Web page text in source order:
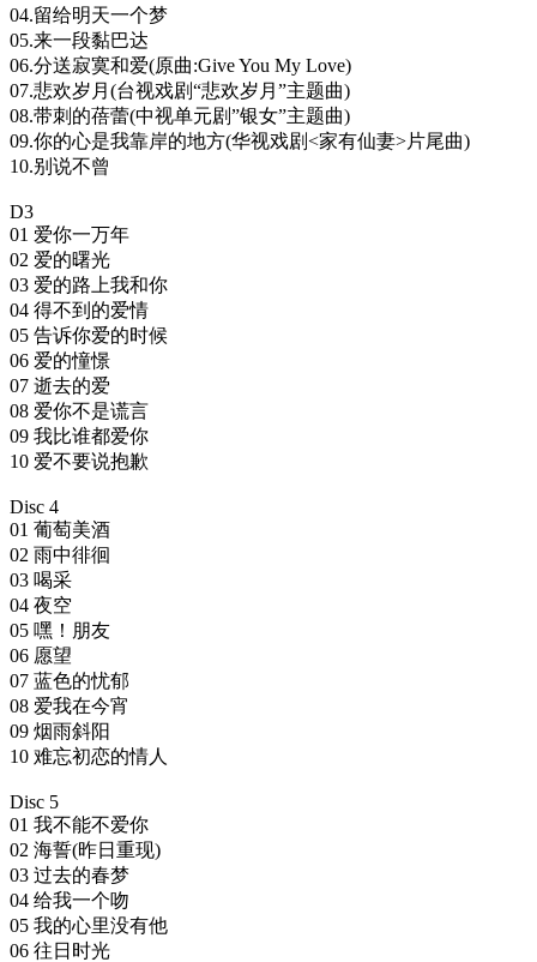
04.留给明天一个梦
05.来一段黏巴达
06.分送寂寞和爱(原曲:Give You My Love)
07.悲欢岁月(台视戏剧“悲欢岁月”主题曲)
08.带刺的蓓蕾(中视单元剧”银女”主题曲)
09.你的心是我靠岸的地方(华视戏剧<家有仙妻>片尾曲)
10.别说不曾
D3
01 爱你一万年
02 爱的曙光
03 爱的路上我和你
04 得不到的爱情
05 告诉你爱的时候
06 爱的憧憬
07 逝去的爱
08 爱你不是谎言
09 我比谁都爱你
10 爱不要说抱歉
Disc 4
01 葡萄美酒
02 雨中徘徊
03 喝采
04 夜空
05 嘿！朋友
06 愿望
07 蓝色的忧郁
08 爱我在今宵
09 烟雨斜阳
10 难忘初恋的情人
Disc 5
01 我不能不爱你
02 海誓(昨日重现)
03 过去的春梦
04 给我一个吻
05 我的心里没有他
06 往日时光